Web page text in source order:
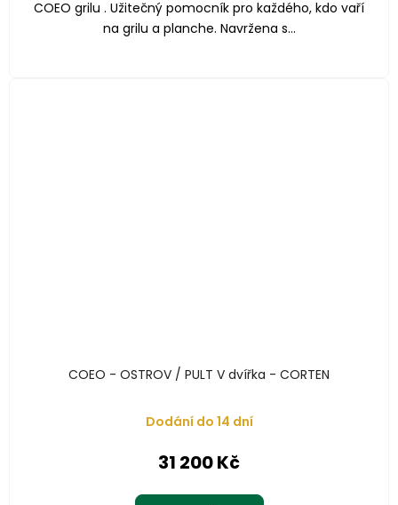
COEO grilu . Užitečný pomocník pro každého, kdo vaří
na grilu a planche. Navržena s...
COEO - OSTROV / PULT V dvířka - CORTEN
Dodání do 14 dní
31 200 Kč